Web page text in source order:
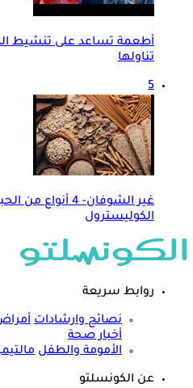
أطعمة تساعد على تنشيط
تناولها
5
غير الشوفان- 4
الكوليسترول
روابط سريعة
نصائح وارشادات
أخبار صحة
الأمومة والطفل
عن الكونسلتو